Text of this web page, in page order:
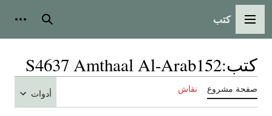
القائمة الرئيسية
كتب بحث
كتب:
S4637 Amthaal Al-Arab152
صفحة مشروع نقاش أدوات